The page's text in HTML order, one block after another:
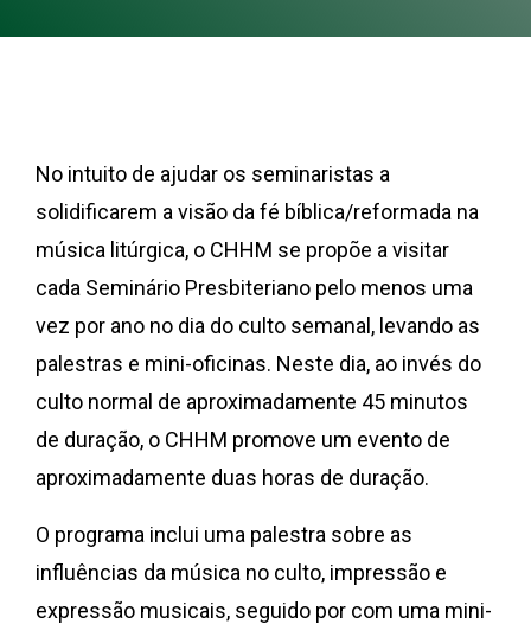
No intuito de ajudar os seminaristas a
solidificarem a visão da fé bíblica/reformada na
música litúrgica, o CHHM se propõe a visitar
cada Seminário Presbiteriano pelo menos uma
vez por ano no dia do culto semanal, levando as
palestras e mini-oficinas. Neste dia, ao invés do
culto normal de aproximadamente 45 minutos
de duração, o CHHM promove um evento de
aproximadamente duas horas de duração.
O programa inclui uma palestra sobre as
influências da música no culto, impressão e
expressão musicais, seguido por com uma mini-